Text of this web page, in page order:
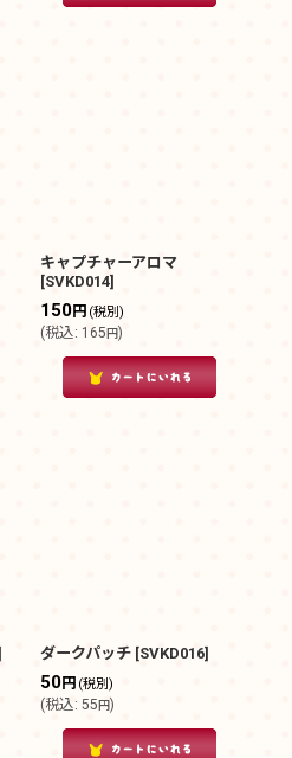
キャプチャーアロマ
[SVKD014]
150円 (税別)
(税込: 165円)
ダークパッチ [SVKD016]
50円 (税別)
(税込: 55円)